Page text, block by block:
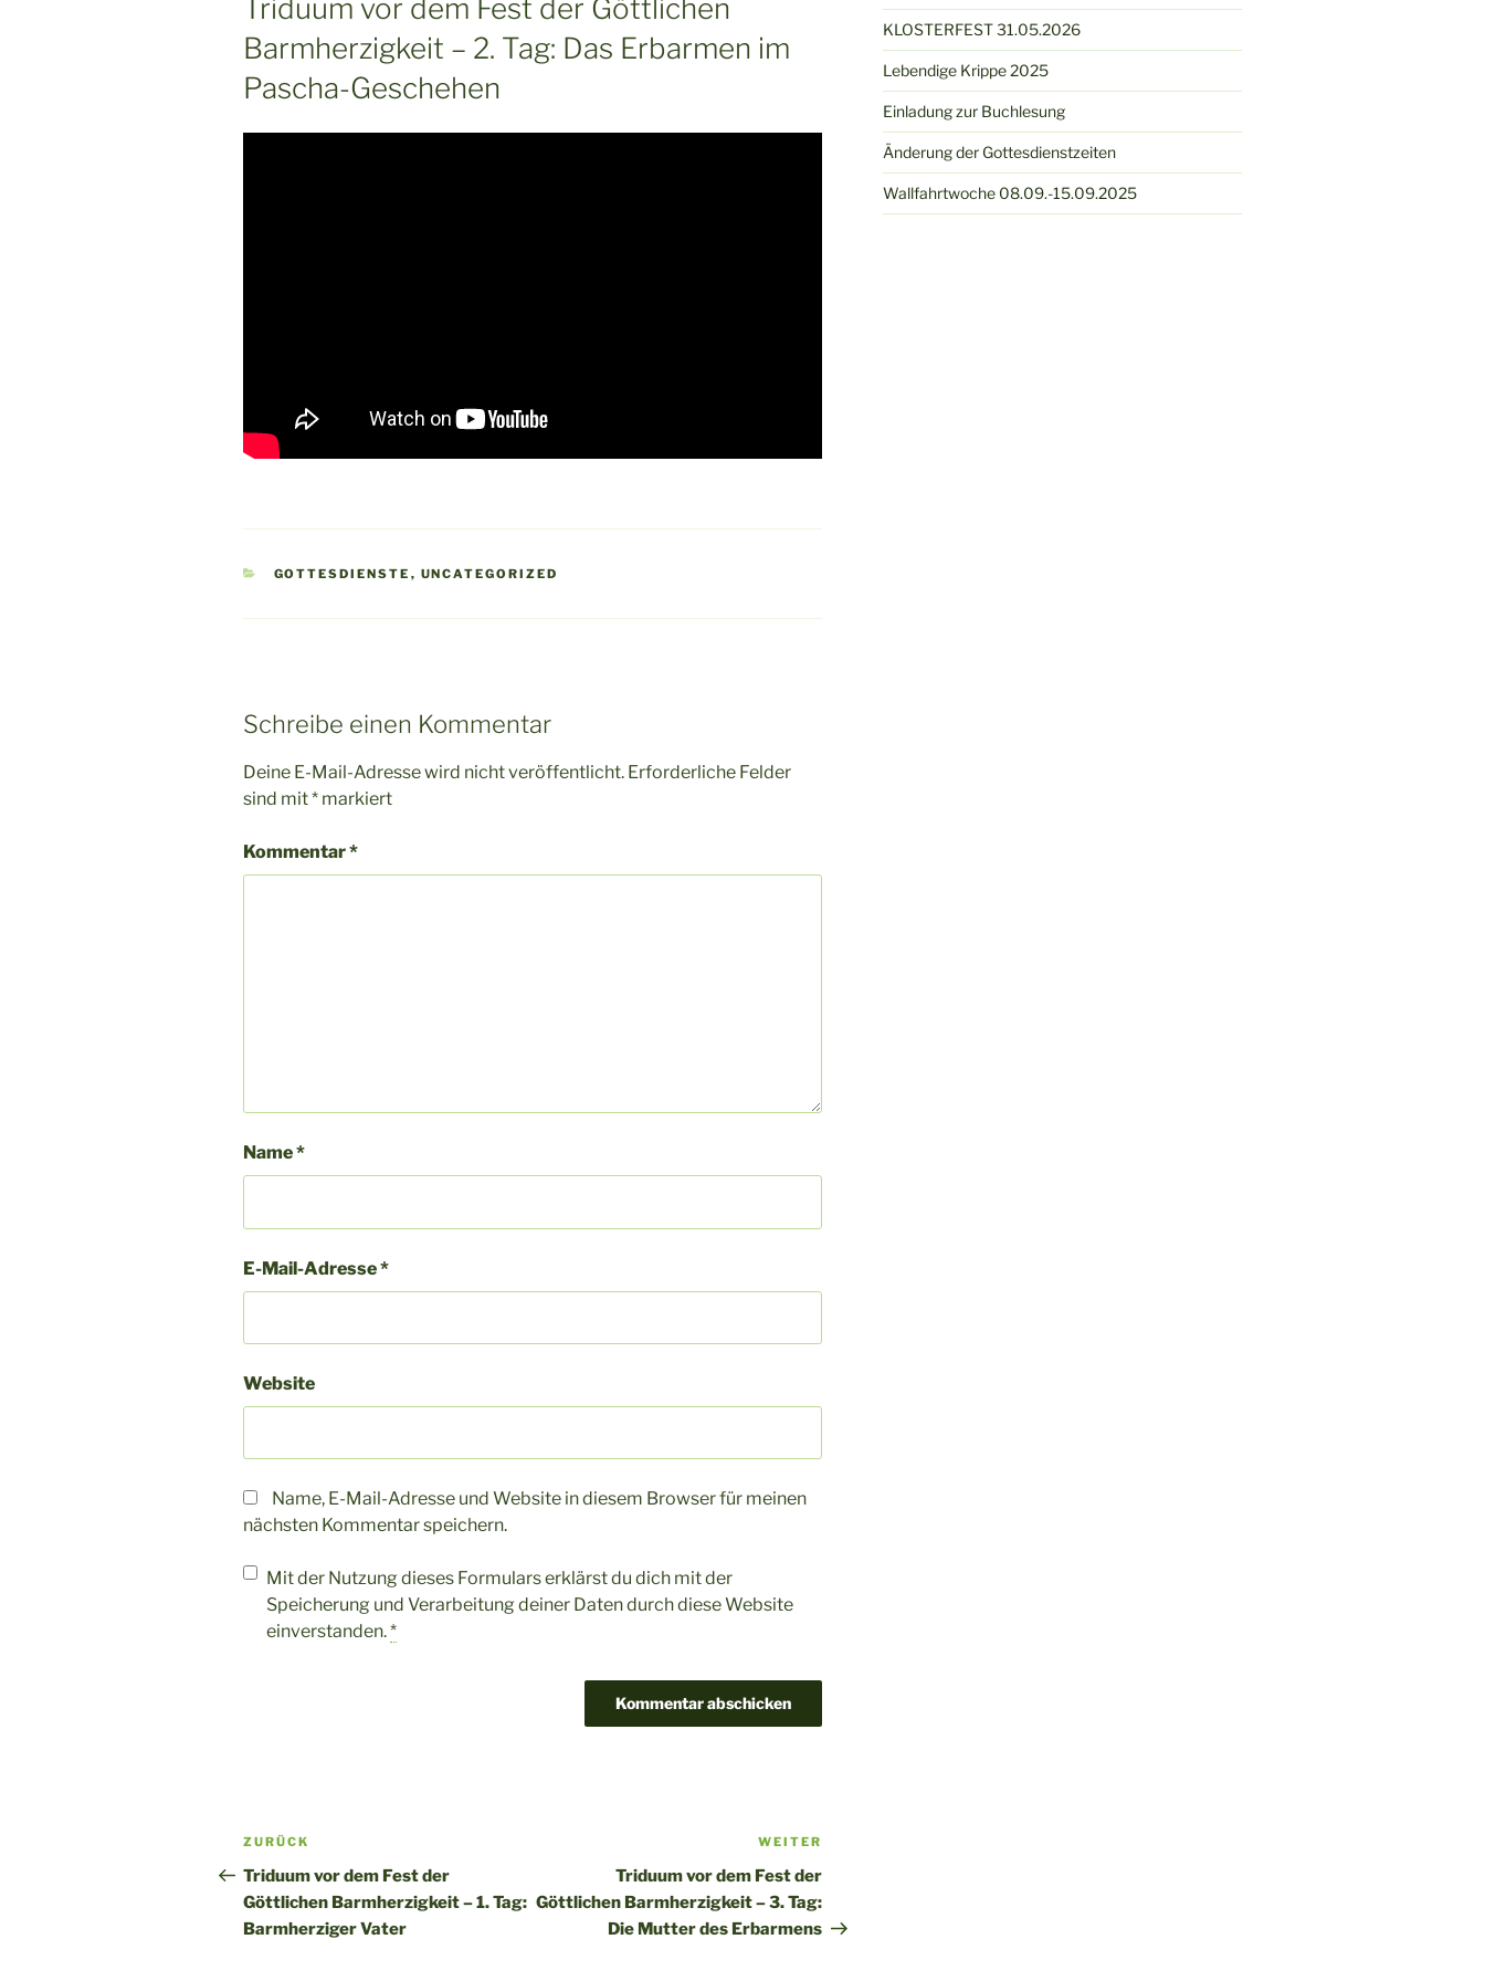
Triduum vor dem Fest der Göttlichen
Barmherzigkeit – 2. Tag: Das Erbarmen im
Pascha-Geschehen
KATEGORIEN
GOTTESDIENSTE , UNCATEGORIZED
Schreibe einen Kommentar
Deine E-Mail-Adresse wird nicht veröffentlicht. Erforderliche Felder
sind mit* markiert
Kommentar*
Name*
E-Mail-Adresse*
Website
Name, E-Mail-Adresse und Website in diesem Browser für meinen
nächsten Kommentar speichern.
Mit der Nutzung dieses Formulars erklärst du dich mit der
Speicherung und Verarbeitung deiner Daten durch diese Website
einverstanden.*
Beitragsnavigation
Vorheriger
Beitrag
ZURÜCK
Triduum vor dem Fest der
Göttlichen Barmherzigkeit – 1. Tag:
Barmherziger Vater
Beitrag
WEITER
Triduum vor dem Fest der
Göttlichen Barmherzigkeit – 3. Tag:
Die Mutter des Erbarmens
KLOSTERFEST 31.05.2026
Lebendige Krippe 2025
Einladung zur Buchlesung
Änderung der Gottesdienstzeiten
Wallfahrtwoche 08.09.-15.09.2025